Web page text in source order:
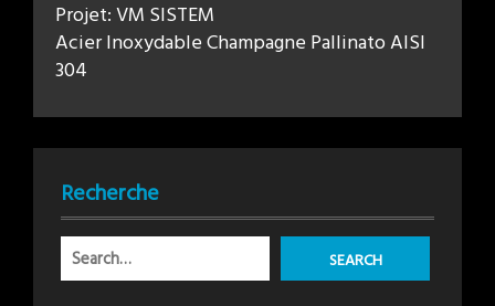
Projet: VM SISTEM
Acier Inoxydable Champagne Pallinato AISI
304
Recherche